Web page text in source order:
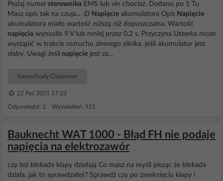
Podaj numer sterownika EMS lub vin chociaż. Dodano po 1 Tu
Masz opis tak na czuja... :D Napięcie akumulatora Opis Napięcie
akumulatora miało wartość niższą niż dopuszczalna. Wartość
napięcia wynosiła 9 V lub mniej przez 0,2 s. Przyczyna Usterka może
wystąpić w trakcie rozruchu zimnego silnika, jeśli akumulator jest
słaby. Uwagi Jeśli napięcie jest za...
Samochody Ciężarowe
22 Paź 2021 17:23
Odpowiedzi: 2 Wyświetleń: 921
Bauknecht WAT 1000 - Błąd FH nie podaje
napięcia na elektrozawór
czy też blokada klapy działają Co masz na myśli pisząc że blokada
działa, jak to sprawdzałeś? Sprawdź czy po zamknięciu klapy i